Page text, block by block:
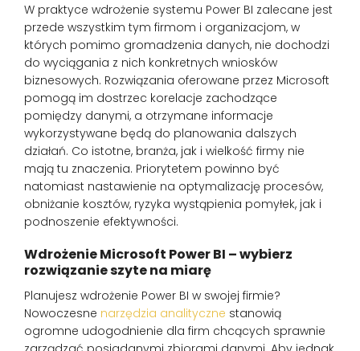
W praktyce wdrożenie systemu Power BI zalecane jest
przede wszystkim tym firmom i organizacjom, w
których pomimo gromadzenia danych, nie dochodzi
do wyciągania z nich konkretnych wniosków
biznesowych. Rozwiązania oferowane przez Microsoft
pomogą im dostrzec korelacje zachodzące
pomiędzy danymi, a otrzymane informacje
wykorzystywane będą do planowania dalszych
działań. Co istotne, branża, jak i wielkość firmy nie
mają tu znaczenia. Priorytetem powinno być
natomiast nastawienie na optymalizację procesów,
obniżanie kosztów, ryzyka wystąpienia pomyłek, jak i
podnoszenie efektywności.
Wdrożenie Microsoft Power BI – wybierz
rozwiązanie szyte na miarę
Planujesz wdrożenie Power BI w swojej firmie?
Nowoczesne narzędzia analityczne stanowią
ogromne udogodnienie dla firm chcących sprawnie